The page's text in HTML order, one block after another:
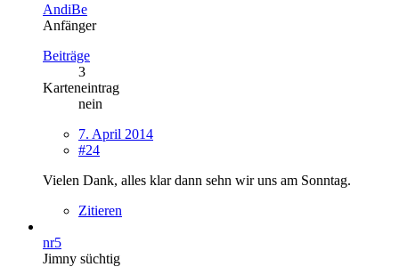
AndiBe
Anfänger
Beiträge
3
Karteneintrag
nein
7. April 2014
#24
Vielen Dank, alles klar dann sehn wir uns am Sonntag.
Zitieren
nr5
Jimny süchtig